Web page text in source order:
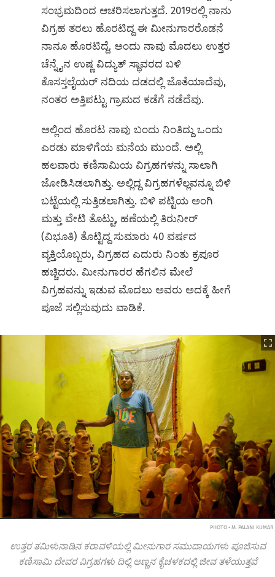
ಸಂಭ್ರಮದಿಂದ ಆಚರಿಸಲಾಗುತ್ತದೆ. 2019ರಲ್ಲಿ ನಾನು
ವಿಗ್ರಹ ತರಲು ಹೊರಟಿದ್ದ ಈ ಮೀನುಗಾರರೊಡನೆ
ನಾನೂ ಹೊರಟಿದ್ದೆ. ಅಂದು ನಾವು ಮೊದಲು ಉತ್ತರ
ಚೆನ್ನೈನ ಉಷ್ಣ ವಿದ್ಯುತ್ ಸ್ಥಾವರದ ಬಳಿ
ಕೊಸಸ್ತಲೈಯರ್ ನದಿಯ ದಡದಲ್ಲಿ ಜೊತೆಯಾದೆವು,
ನಂತರ ಅತ್ತಿಪಟ್ಟು ಗ್ರಾಮದ ಕಡೆಗೆ ನಡೆದೆವು.
ಅಲ್ಲಿಂದ ಹೊರಟ ನಾವು ಬಂದು ನಿಂತಿದ್ದು ಒಂದು
ಎರಡು ಮಾಳಿಗೆಯ ಮನೆಯ ಮುಂದೆ. ಅಲ್ಲಿ
ಹಲವಾರು ಕಣಿಸಾಮಿಯ ವಿಗ್ರಹಗಳನ್ನು ಸಾಲಾಗಿ
ಜೋಡಿಸಿಡಲಾಗಿತ್ತು. ಅಲ್ಲಿದ್ದ ವಿಗ್ರಹಗಳೆಲ್ಲವನ್ನೂ ಬಿಳಿ
ಬಟ್ಟೆಯಲ್ಲಿ ಸುತ್ತಿಡಲಾಗಿತ್ತು. ಬಿಳಿ ಪಟ್ಟಿಯ ಅಂಗಿ
ಮತ್ತು ವೇಟಿ ತೊಟ್ಟು, ಹಣೆಯಲ್ಲಿ ತಿರುನೀರ್‌
(ವಿಭೂತಿ) ತೊಟ್ಟಿದ್ದ ಸುಮಾರು 40 ವರ್ಷದ
ವ್ಯಕ್ತಿಯೊಬ್ಬರು, ವಿಗ್ರಹದ ಎದುರು ನಿಂತು ಕ್ರಪೂರ
ಹಚ್ಚಿದರು. ಮೀನುಗಾರರ ಹೆಗಲಿನ ಮೇಲೆ
ವಿಗ್ರಹವನ್ನು ಇಡುವ ಮೊದಲು ಅವರು ಅದಕ್ಕೆ ಹೀಗೆ
ಪೂಜೆ ಸಲ್ಲಿಸುವುದು ವಾಡಿಕೆ.
PHOTO • M. PALANI KUMAR
ಉತ್ತರ ತಮಿಳುನಾಡಿನ ಕರಾವಳಿಯಲ್ಲಿ ಮೀನುಗಾರ ಸಮುದಾಯಗಳು ಪೂಜಿಸುವ
ಕಣಿಸಾಮಿ ದೇವರ ವಿಗ್ರಹಗಳು ದಿಲ್ಲಿ ಅಣ್ಣನ ಕೈಚಳಕದಲ್ಲಿ ಜೀವ ತಳೆಯುತ್ತವೆ